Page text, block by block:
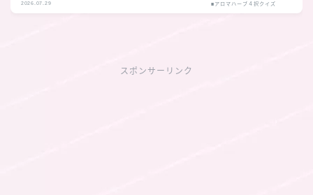
2026.07.29 ■アロマハーブ４択クイズ
スポンサーリンク